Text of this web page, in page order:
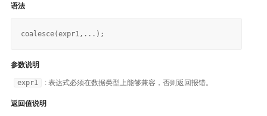
语法
参数说明
expr1 : 表达式必须在数据类型上能够兼容，否则返回报错。
返回值说明